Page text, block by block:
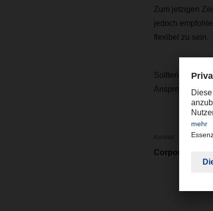
Zum jetzigen
jedoch
flexibel zu sein.
Sollten Sie
Kontakt
Corporate